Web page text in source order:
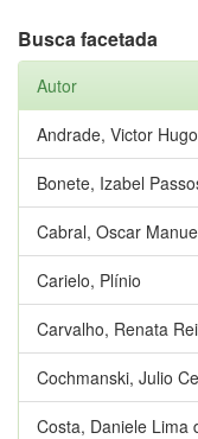
Busca facetada
Autor
Andrade, Victor
Bonete, Izabel
Cabral, Oscar
Carielo, Plínio
Carvalho, Renata
Cochmanski, Julio
Costa, Daniele Lima